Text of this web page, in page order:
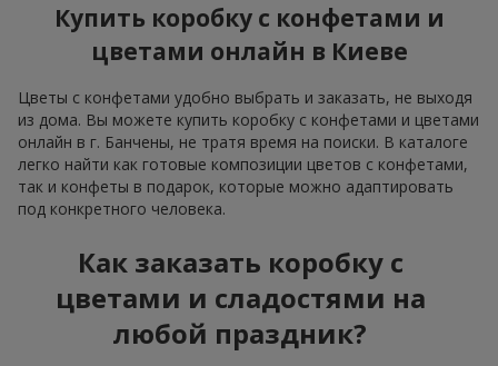
Купить коробку с конфетами и
цветами онлайн в Киеве
Цветы с конфетами удобно выбрать и заказать, не выходя
из дома. Вы можете купить коробку с конфетами и цветами
онлайн в г. Банчены, не тратя время на поиски. В каталоге
легко найти как готовые композиции цветов с конфетами,
так и конфеты в подарок, которые можно адаптировать
под конкретного человека.
Как заказать коробку с
цветами и сладостями на
любой праздник?